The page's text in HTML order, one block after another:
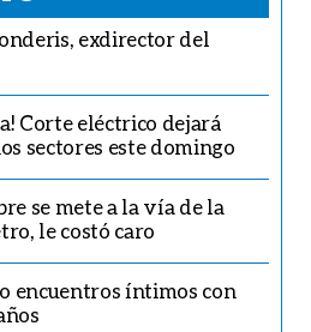
exdirector del
Corte eléctrico dejará
sectores este domingo
se mete a la vía de la
le costó caro
encuentros íntimos con